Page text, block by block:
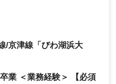
/京津線「びわ湖浜大
【必須